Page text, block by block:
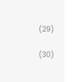
(29)
(30)